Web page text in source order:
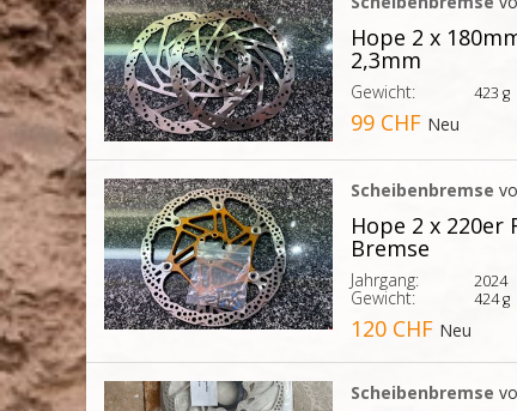
Hope 2 x
2,3mm
Gewicht: 423 g
99 CHF Neu
Scheibenbremse
Hope 2 x
Bremse
Jahrgang: 2024
Gewicht: 424 g
120 CHF Neu
Scheibenbremse